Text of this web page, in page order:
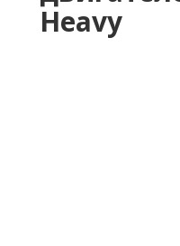
Heavy